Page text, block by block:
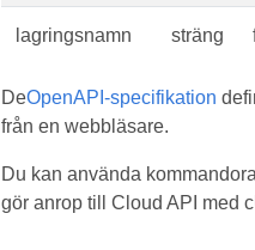
lagringsnamn sträng
DeOpenAPI-specifikation
från en webbläsare.
Du kan använda
gör anrop till Cloud API med